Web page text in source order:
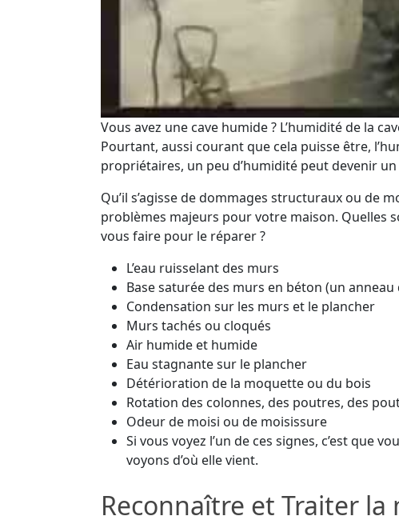
Vous avez une cave humide ? L’humidité de la
Pourtant, aussi courant que cela puisse être,
propriétaires, un peu d’humidité peut devenir
Qu’il s’agisse de dommages structuraux ou de
problèmes majeurs pour votre maison. Quelles
vous faire pour le réparer ?
L’eau ruisselant des murs
Base saturée des murs en béton (un anneau
Condensation sur les murs et le plancher
Murs tachés ou cloqués
Air humide et humide
Eau stagnante sur le plancher
Détérioration de la moquette ou du bois
Rotation des colonnes, des poutres, des
Odeur de moisi ou de moisissure
Si vous voyez l’un de ces signes, c’est que
voyons d’où elle vient.
Reconnaître et Traiter